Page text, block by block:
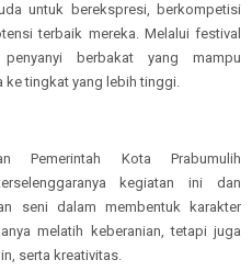
untuk berekspresi, berkompetisi
terbaik mereka. Melalui festival
berbakat yang mampu
ke tingkat yang lebih tinggi.
Pemerintah Kota Prabumulih
kegiatan ini dan
seni dalam membentuk karakter
melatih keberanian, tetapi juga
serta kreativitas.